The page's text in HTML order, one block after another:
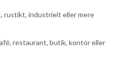
rustikt, industrielt eller mere
restaurant, butik, kontor eller